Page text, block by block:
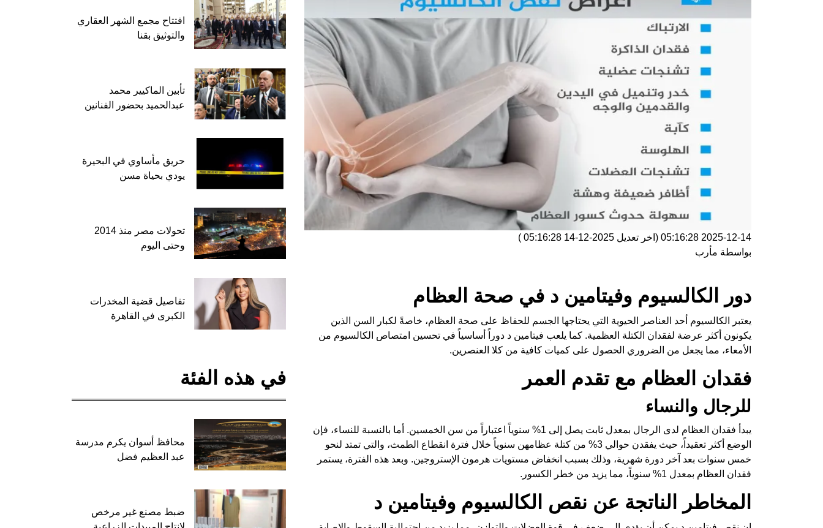
2025-12-14 05:16:28 (اخر تعديل 2025-12-14 05:16:28
)
بواسطة مأرب
دور الكالسيوم وفيتامين د في صحة العظام
يعتبر الكالسيوم أحد العناصر الحيوية التي يحتاجها الجسم للحفاظ على صحة العظام، خاصةً لكبار السن الذين
يكونون أكثر عرضة لفقدان الكتلة العظمية. كما يلعب فيتامين د دوراً أساسياً في تحسين امتصاص الكالسيوم من
الأمعاء، مما يجعل من الضروري الحصول على كميات كافية من كلا العنصرين.
فقدان العظام مع تقدم العمر
للرجال والنساء
يبدأ فقدان العظام لدى الرجال بمعدل ثابت يصل إلى 1% سنوياً اعتباراً من سن الخمسين. أما بالنسبة للنساء، فإن
الوضع أكثر تعقيداً، حيث يفقدن حوالي 3% من كتلة عظامهن سنوياً خلال فترة انقطاع الطمث، والتي تمتد لنحو
خمس سنوات بعد آخر دورة شهرية، وذلك بسبب انخفاض مستويات هرمون الإستروجين. وبعد هذه الفترة، يستمر
فقدان العظام بمعدل 1% سنوياً، مما يزيد من خطر الكسور.
المخاطر الناتجة عن نقص الكالسيوم وفيتامين د
افتتاح مجمع الشهر العقاري
والتوثيق بقنا
تأبين الماكيير محمد
عبدالحميد بحضور الفنانين
حريق مأساوي في البحيرة
يودي بحياة مسن
تحولات مصر منذ 2014
وحتى اليوم
تفاصيل قضية المخدرات
الكبرى في القاهرة
في هذه الفئة
محافظ أسوان يكرم مدرسة
عبد العظيم فضل
ضبط مصنع غير مرخص